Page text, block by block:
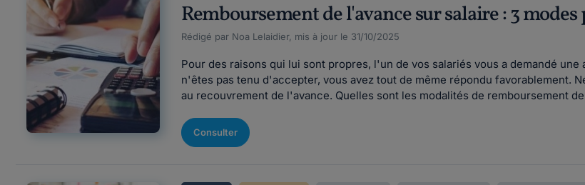
Remboursement de l'avance sur salaire : 3 modes
Rédigé par Noa Lelaidier, mis à jour le 31/10/2025
Pour des raisons qui lui sont propres, l'un de vos salariés vous a demandé
n'êtes pas tenu d'accepter, vous avez tout de même répondu favorablement.
au recouvrement de l'avance. Quelles sont les modalités de remboursement
Consulter